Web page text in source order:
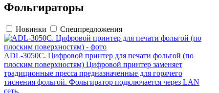
Фольгираторы
Новинки Спецпредложения
ADL-3050С. Цифровой принтер для печати фольгой (по
плоским поверхностям) Цифровой принтер заменяет
традиционные пресса предназначенные для горячего
тиснения фольгой. Фольгиратор подключается через LAN
сеть.